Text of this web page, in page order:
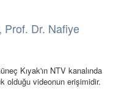
Prof. Dr. Nafiye
Kıyak'ın NTV kanalında
olduğu videonun erişimidir.